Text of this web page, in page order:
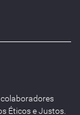
Éticos e Justos.